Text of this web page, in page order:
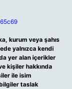
kurum veya şahıs
yalnızca kendi
yer alan içerikler
kişiler hakkında
ile isim
taslak